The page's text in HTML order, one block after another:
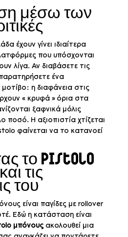
μέσω των
έχουν γίνει ιδιαίτερα
που υπόσχονται
λίγα. Αν διαβάσετε τις
ένα
η διαφάνεια στις
« κρυφά » όρια στα
ξαφνικά μόλις
ποσό. Η αξιοπιστία χτίζεται
φαίνεται να το κατανοεί
το Pistolo
τις
του
είναι παγίδες με rollover
Εδώ η κατάσταση είναι
μπόνουςακολουθεί μια